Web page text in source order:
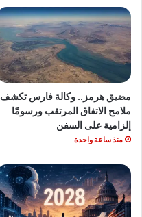
مضيق هرمز.. وكالة فارس تكشف
ملامح الاتفاق المرتقب ورسومًا
إلزامية على السفن
منذ ساعة واحدة